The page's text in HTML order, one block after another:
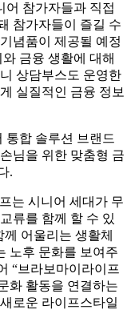
어 참가자들과 직접
참가자들이 즐길 수
념품이 제공될 예정
금융 생활에 대해
상담부스도 운영한
실질적인 금융 정보
통합 솔루션 브랜드
님을 위한 맞춤형 금
.
는 시니어 세대가 무
류를 함께 할 수 있
어울리는 생활체
노후 문화를 보여주
“브라보마이라이프
화 활동을 연결하는
로운 라이프스타일